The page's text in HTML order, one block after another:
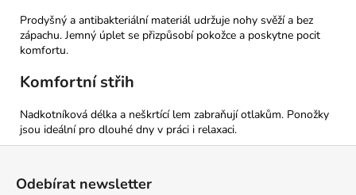
Prodyšný a antibakteriální materiál udržuje nohy svěží a bez
zápachu. Jemný úplet se přizpůsobí pokožce a poskytne pocit
komfortu.
Komfortní střih
Nadkotníková délka a neškrtící lem zabraňují otlakům. Ponožky
jsou ideální pro dlouhé dny v práci i relaxaci.
Odebírat newsletter